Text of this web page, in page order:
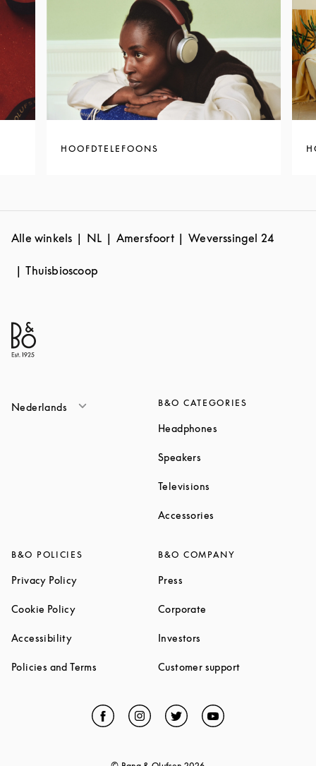
HOOFDTELEFOONS
Alle winkels NL Amersfoort Weverssingel 24
Thuisbioscoop
Nederlands B&O CATEGORIES
Headphones
Speakers
Televisions
Accessories
B&O POLICIES
Privacy PolicyLink Opens in New Tab
Cookie PolicyLink Opens in New Tab
AccessibilityLink Opens in New Tab
Policies and Terms Link Opens in New Tab
B&O COMPANY
Press
Corporate
Investors
Customer supportLink Opens in
Facebook
Link Opens in New Tab
Instagram
Link Opens in New Tab
TwitterLink Opens in New Tab
YouTubeLink Opens in